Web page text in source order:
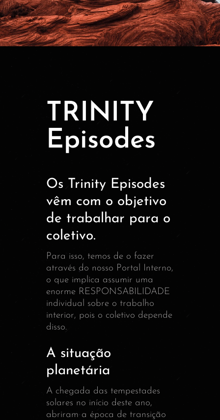
TRINITY
Episodes
Os Trinity Episodes
vêm com o objetivo
de trabalhar para o
coletivo.
Para isso, temos de o fazer
através do nosso Portal Interno,
o que implica assumir uma
enorme RESPONSABILIDADE
individual sobre o trabalho
interior, pois o coletivo depende
disso.
A situação
planetária
A chegada das tempestades
solares no início deste ano,
abriram a época de transição